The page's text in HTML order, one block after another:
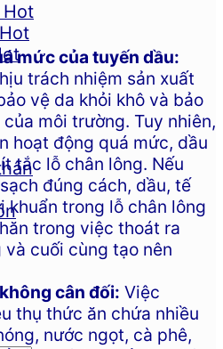
mức của tuyến dầu:
trách nhiệm sản xuất
vệ da khỏi khô và bảo
môi trường. Tuy nhiên,
hoạt động quá mức, dầu
tắc lỗ chân lông. Nếu
đúng cách, dầu, tế
khuẩn trong lỗ chân lông
trong việc thoát ra
và cuối cùng tạo nên
cân đối: Việc
thụ thức ăn chứa nhiều
nước ngọt, cà phê,